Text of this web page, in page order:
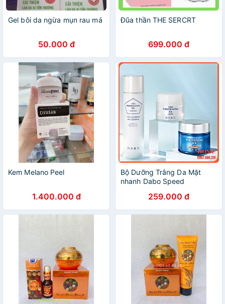
Gel bôi da ngừa mụn rau má
50.000 đ
Đũa thần THE SERCRT
699.000 đ
Kem Melano Peel
1.400.000 đ
Bộ Dưỡng Trắng Da Mặt
nhanh Dabo Speed
da nhanh, mờ nếp nhăn,
thâm nám, tàn nhang, chống
nắng
259.000 đ